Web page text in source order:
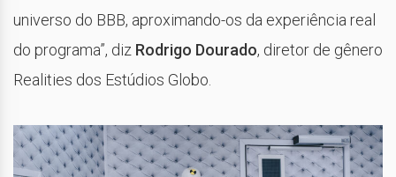
universo do BBB, aproximando-os da experiência real
do programa”, diz Rodrigo Dourado, diretor de gênero
Realities dos Estúdios Globo.